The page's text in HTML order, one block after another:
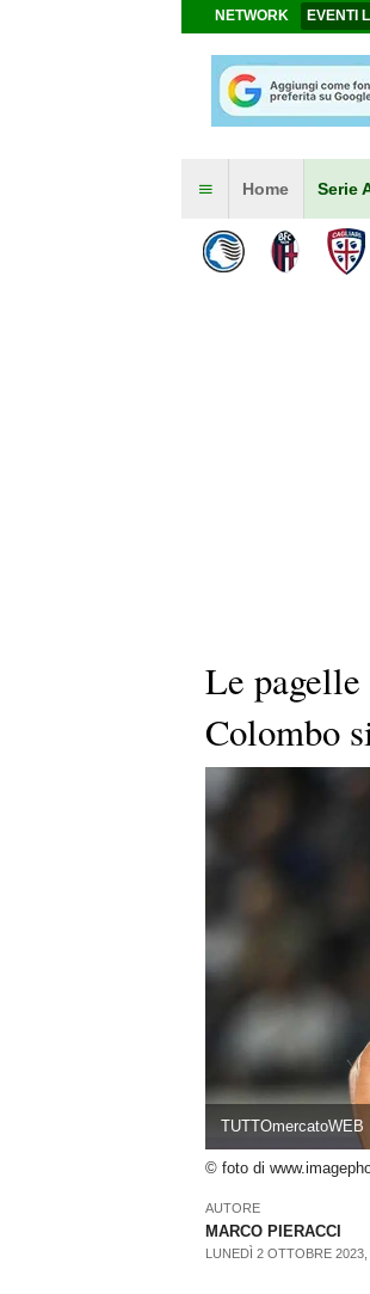
NETWORK EVENTI
Home Serie
Le
Colombo
TUTTOmercatoWEB
© foto di
AUTORE
MARCO PIERACCI
LUNEDÌ 2 OTTOBRE 2023,